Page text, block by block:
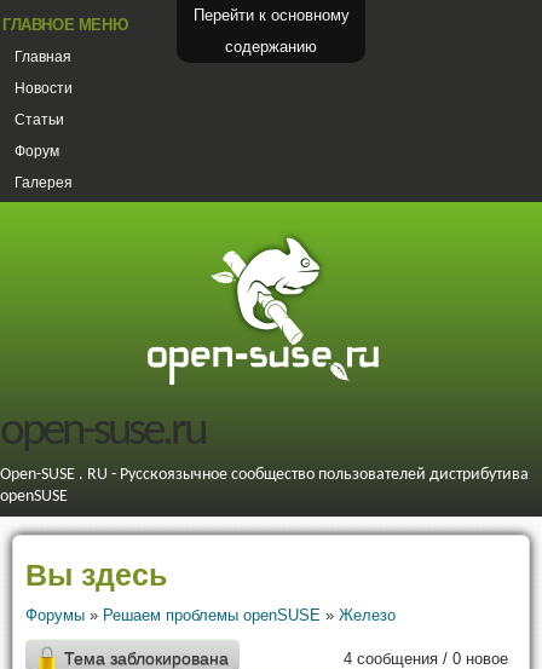
Перейти к основному
содержанию
ГЛАВНОЕ МЕНЮ
Главная
Новости
Статьи
Форум
Галерея
open-suse.ru
Open-SUSE . RU - Русскоязычное сообщество пользователей дистрибутива
openSUSE
Вы здесь
Форумы » Решаем проблемы openSUSE » Железо
4 сообщения / 0 новое
Тема заблокирована